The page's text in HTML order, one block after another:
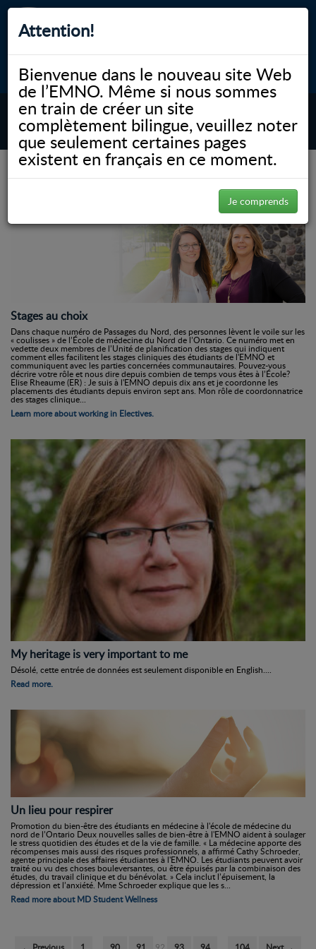
Attention!
Bienvenue dans le nouveau site Web
de l’EMNO. Même si nous sommes
en train de créer un site
complètement bilingue, veuillez noter
que seulement certaines pages
existent en français en ce moment.
Je comprends
myNOSM Accessibilité A- A+ English
MENU
NOSM.ca Gallery(Page 92)
Stages au choix
Dans chaque numéro de Passages du Nord, des personnes lèvent le voile sur les
« coulisses » de l’École de médecine du Nord de l’Ontario. Ce numéro met en
vedette deux membres de l’Unité de planification des stages qui indiquent
comment elles facilitent les stages cliniques des étudiants de l'EMNO et
communiquent avec les parties concernées communautaires. Pouvez-vous
décrire votre rôle et nous dire depuis combien de temps vous êtes à l’École?
Elise Rheaume (ER) : Je suis à l'EMNO depuis dix ans et je coordonne les
placements des étudiants depuis environ sept ans. Mon rôle de coordonnatrice
des stages clinique...
Learn more about working in Electives.
My heritage is very important to me
Désolé, cette entrée de données est seulement disponible en English....
Read more.
Un lieu pour respirer
Promotion du bien-être des étudiants en médecine à l'école de médecine du
nord de l’Ontario Deux nouvelles salles de bien-être à l'EMNO aident à soulager
le stress quotidien des études et de la vie de famille. « La médecine apporte des
récompenses mais aussi des risques professionnels, a affirmé Cathy Schroeder,
agente principale des affaires étudiantes à l'EMNO. Les étudiants peuvent avoir
traité ou vu des choses bouleversantes, ou être épuisés par la combinaison des
études, du travail clinique et du bénévolat. » Cela inclut l’épuisement, la
dépression et l’anxiété. Mme Schroeder explique que les s...
Read more about MD Student Wellness